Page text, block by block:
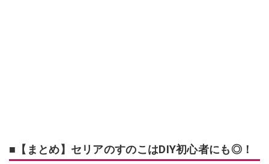
■【まとめ】セリアのすのこはDIY初心者にも◎！